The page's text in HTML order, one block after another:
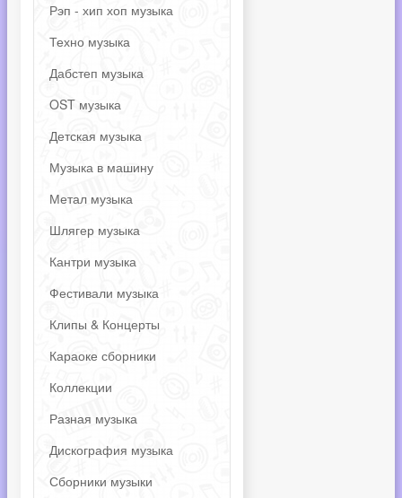
Рэп - хип хоп музыка
Техно музыка
Дабстеп музыка
OST музыка
Детская музыка
Музыка в машину
Метал музыка
Шлягер музыка
Кантри музыка
Фестивали музыка
Клипы & Концерты
Караоке сборники
Коллекции
Разная музыка
Дискография музыка
Сборники музыки